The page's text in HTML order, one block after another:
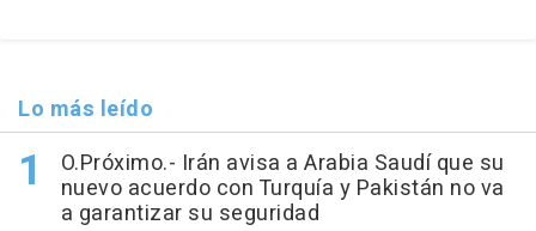
Lo más leído
O.Próximo.- Irán avisa a Arabia Saudí que su
nuevo acuerdo con Turquía y Pakistán no va
a garantizar su seguridad